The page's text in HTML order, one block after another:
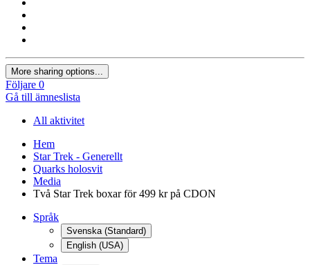
More sharing options...
Följare 0
Gå till ämneslista
All aktivitet
Hem
Star Trek - Generellt
Quarks holosvit
Media
Två Star Trek boxar för 499 kr på CDON
Språk
Svenska (Standard)
English (USA)
Tema